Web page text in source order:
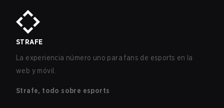
STRAFE
La experiencia número uno para fans de esports en la
web y móvil.
Strafe, todo sobre esports